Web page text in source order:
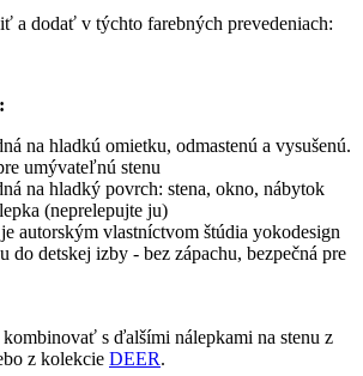
a dodať v týchto farebných prevedeniach:
na hladkú omietku, odmastenú a vysušenú.
umývateľnú stenu
na hladký povrch: stena, okno, nábytok
(neprelepujte ju)
autorským vlastníctvom štúdia yokodesign
do detskej izby - bez zápachu, bezpečná pre
s ďalšími nálepkami na stenu z
z kolekcie DEER.